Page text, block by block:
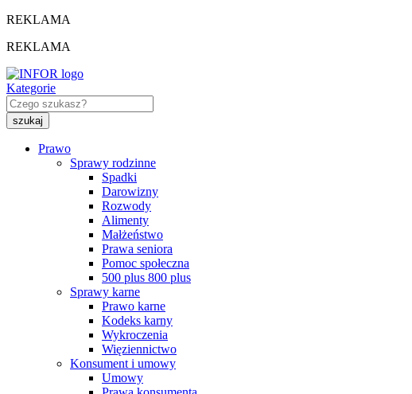
REKLAMA
REKLAMA
Kategorie
Prawo
Sprawy rodzinne
Spadki
Darowizny
Rozwody
Alimenty
Małżeństwo
Prawa seniora
Pomoc społeczna
500 plus 800 plus
Sprawy karne
Prawo karne
Kodeks karny
Wykroczenia
Więziennictwo
Konsument i umowy
Umowy